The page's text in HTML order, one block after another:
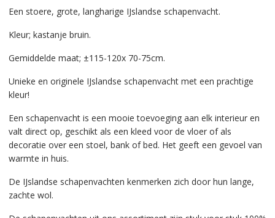
Een stoere, grote, langharige IJslandse schapenvacht.
Kleur; kastanje bruin.
Gemiddelde maat; ±115-120x 70-75cm.
Unieke en originele IJslandse schapenvacht met een prachtige
kleur!
Een schapenvacht is een mooie toevoeging aan elk interieur en
valt direct op, geschikt als een kleed voor de vloer of als
decoratie over een stoel, bank of bed. Het geeft een gevoel van
warmte in huis.
De IJslandse schapenvachten kenmerken zich door hun lange,
zachte wol.